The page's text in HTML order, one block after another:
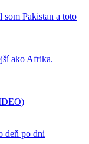
Pakistan a toto
ako Afrika.
deň po dni